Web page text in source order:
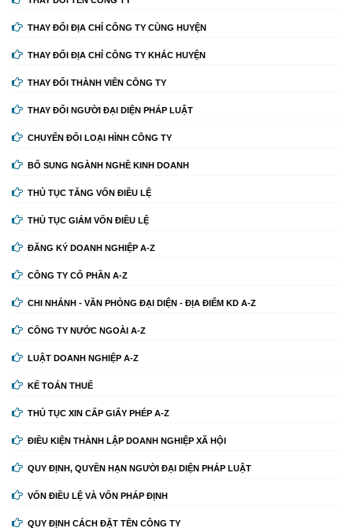
THAY ĐỔI ĐỊA CHỈ CÔNG TY CÙNG HUYỆN
THAY ĐỔI ĐỊA CHỈ CÔNG TY KHÁC HUYỆN
THAY ĐỔI THÀNH VIÊN CÔNG TY
THAY ĐỔI NGƯỜI ĐẠI DIỆN PHÁP LUẬT
CHUYỂN ĐỔI LOẠI HÌNH CÔNG TY
BỔ SUNG NGÀNH NGHỀ KINH DOANH
THỦ TỤC TĂNG VỐN ĐIỀU LỆ
THỦ TỤC GIẢM VỐN ĐIỀU LỆ
ĐĂNG KÝ DOANH NGHIỆP A-Z
CÔNG TY CỔ PHẦN A-Z
CHI NHÁNH - VĂN PHÒNG ĐẠI DIỆN - ĐỊA ĐIỂM KD A-Z
CÔNG TY NƯỚC NGOÀI A-Z
LUẬT DOANH NGHIỆP A-Z
KẾ TOÁN THUẾ
THỦ TỤC XIN CẤP GIẤY PHÉP A-Z
ĐIỀU KIỆN THÀNH LẬP DOANH NGHIỆP XÃ HỘI
QUY ĐỊNH, QUYỀN HẠN NGƯỜI ĐẠI DIỆN PHÁP LUẬT
VỐN ĐIỀU LỆ VÀ VỐN PHÁP ĐỊNH
QUY ĐỊNH CÁCH ĐẶT TÊN CÔNG TY